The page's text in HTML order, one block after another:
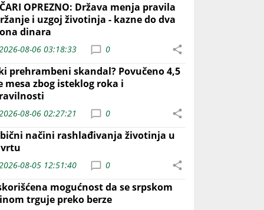
OPREZNO: Država menja pravila
i uzgoj životinja - kazne do dva
dinara
08-06 03:18:33 0
prehrambeni skandal? Povučeno 4,5
mesa zbog isteklog roka i
08-06 02:27:21 0
načini rashlađivanja životinja u
vrtu
08-05 12:51:40 0
mogućnost da se srpskom
trguje preko berze